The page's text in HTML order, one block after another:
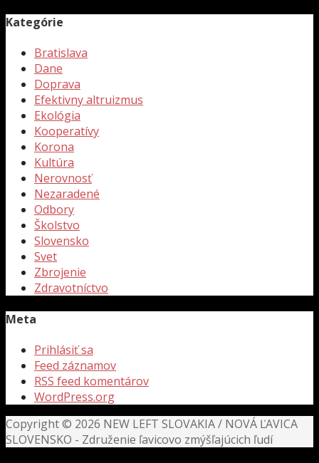
Kategórie
Bratislava
Dane
Doprava
Efektivny altruizmus
Ekológia
Kooperatívy
Korona
Kultúra
Nerovnosť
Nezaradené
Odbory
Školstvo
Slovensko
Svet
Zbrojenie
Zdravotníctvo
Meta
Prihlásiť sa
Feed záznamov
RSS feed komentárov
WordPress.org
Copyright © 2026 NEW LEFT SLOVAKIA / NOVÁ ĽAVICA
SLOVENSKO - Združenie ľavicovo zmýšľajúcich ľudí